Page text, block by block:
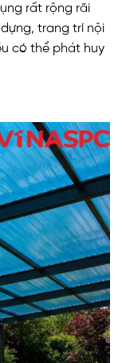
rất rộng rãi
trang trí nội
có thể phát huy